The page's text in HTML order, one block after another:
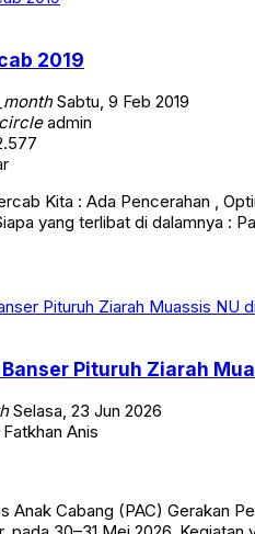
2019
Sabtu, 9 Feb 2019
admin
Kita : Ada Pencerahan ,
yang terlibat di dalamnya :
Pituruh Ziarah
Selasa, 23 Jun 2026
Fatkhan Anis
Anak Cabang (PAC) Gerakan